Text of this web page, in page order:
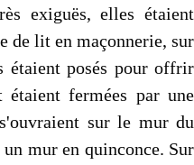
exiguës, elles étaient
de lit en maçonnerie, sur
étaient posés pour offrir
fermées par une
sur le mur du
mur en quinconce. Sur